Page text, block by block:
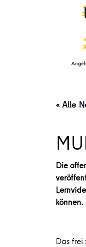
« Alle
Die
können.
Das frei